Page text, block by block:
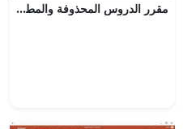
مقرر الدروس المحذوفة والمطلوبة حسب وثيقة المحتوى التدريسي في ظل جائحة الكورونا (تربية اسلامية) الحادي عشر